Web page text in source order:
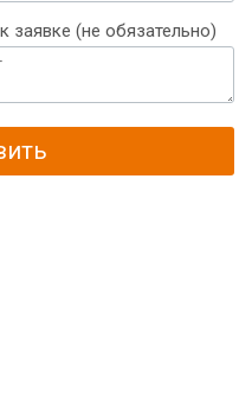
заявке (не обязательно)